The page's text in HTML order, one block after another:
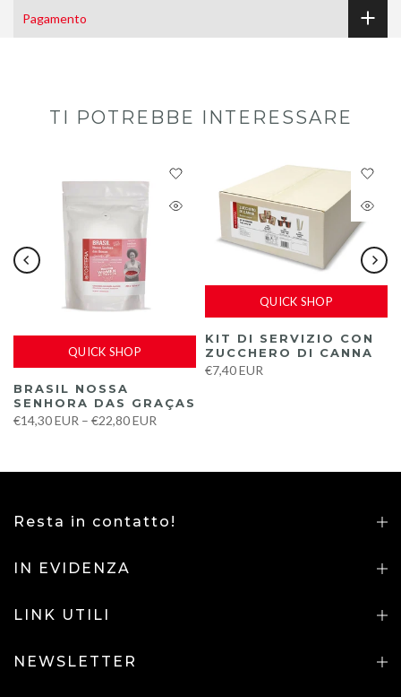
Pagamento
TI POTREBBE INTERESSARE
QUICK SHOP
BRASIL NOSSA
SENHORA DAS GRAÇAS
€14,30 EUR – €22,80 EUR
QUICK SHOP
KIT DI SERVIZIO CON
ZUCCHERO DI CANNA
€7,40 EUR
Resta in contatto!
IN EVIDENZA
LINK UTILI
NEWSLETTER